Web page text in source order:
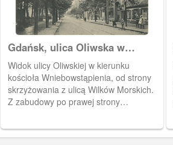
Gdańsk, ulica Oliwska w
Nowym Porcie
Widok ulicy Oliwskiej w kierunku
kościoła Wniebowstąpienia, od strony
skrzyżowania z ulicą Wilków Morskich.
Z zabudowy po prawej strony